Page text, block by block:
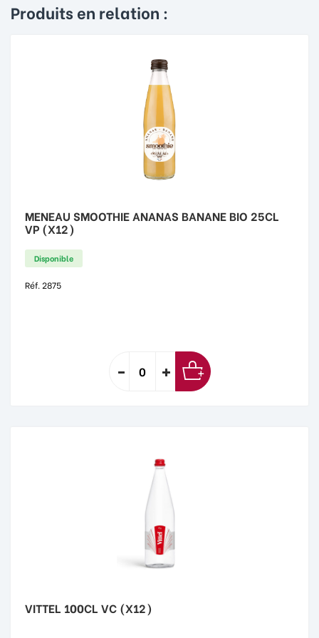
Produits en relation :
MENEAU SMOOTHIE ANANAS BANANE BIO 25CL
VP (X12)
Disponible
Réf. 2875
VITTEL 100CL VC (X12)